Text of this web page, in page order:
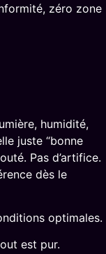
zéro zone
humidité,
juste “bonne
Pas d’artifice.
dès le
optimales.
est pur.